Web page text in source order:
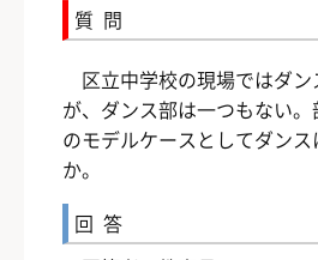
質問
区立中学校の現場ではダ
が、ダンス部は一つもない
のモデルケースとしてダン
か。
回答